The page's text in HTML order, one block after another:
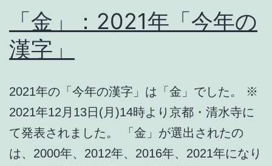
「金」：2021年「今年の
漢字」
2021年の「今年の漢字」は「金」でした。 ※
2021年12月13日(月)14時より京都・清水寺に
て発表されました。 「金」が選出されたの
は、2000年、2012年、2016年、2021年になり